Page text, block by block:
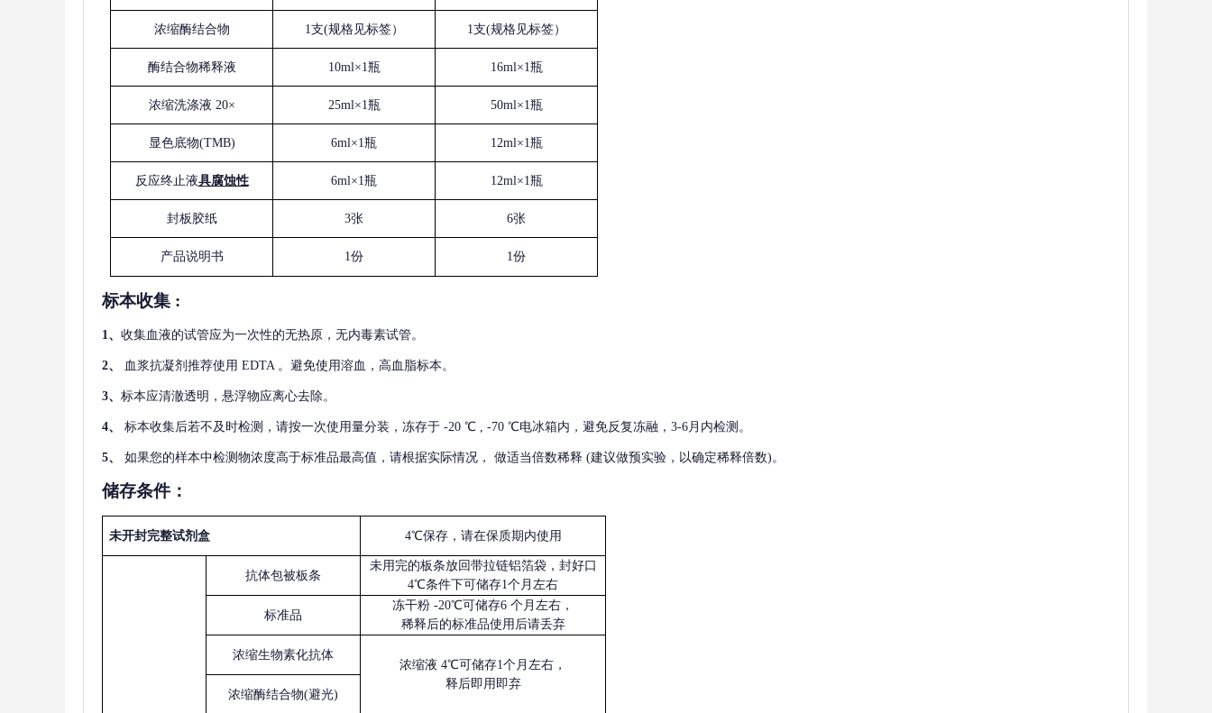
浓缩酶结合物 1支(规格见标签） 1支(规格见标签）
酶结合物稀释液 10ml×1瓶 16ml×1瓶
浓缩洗涤液 20× 25ml×1瓶 50ml×1瓶
显色底物(TMB) 6ml×1瓶 12ml×1瓶
反应终止液具腐蚀性 6ml×1瓶 12ml×1瓶
封板胶纸 3张 6张
产品说明书 1份 1份
标本收集 :
1、 收集血液的试管应为一次性的无热原，无内毒素试管。
2、 血浆抗凝剂推荐使用 EDTA 。避免使用溶血，高血脂标本。
3、 标本应清澈透明，悬浮物应离心去除。
4、 标本收集后若不及时检测，请按一次使用量分装，冻存于 -20 ℃ , -70 ℃电冰箱内，避免反复冻融，3-6月内检测。
5、 如果您的样本中检测物浓度高于标准品最高值，请根据实际情况， 做适当倍数稀释 (建议做预实验，以确定稀释倍数)。
储存条件：
未开封完整试剂盒 4℃保存，请在保质期内使用
抗体包被板条
未用完的板条放回带拉链铝箔袋，封好口
4℃条件下可储存1个月左右
标准品
冻干粉 -20℃可储存6 个月左右，
稀释后的标准品使用后请丢弃
浓缩生物素化抗体
浓缩液 4℃可储存1个月左右，
释后即用即弃
浓缩酶结合物(避光)